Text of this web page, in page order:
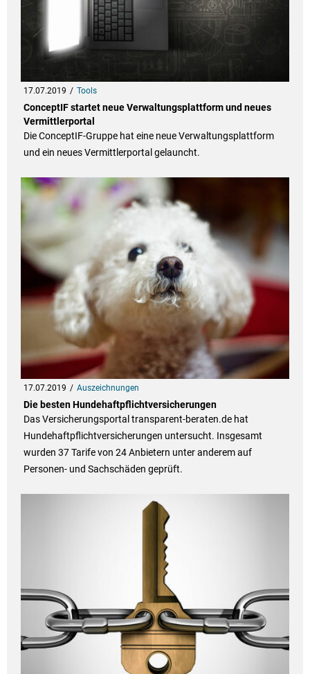
17.07.2019 Tools
ConceptIF startet neue Verwaltungsplattform und neues
Vermittlerportal
Die ConceptIF-Gruppe hat eine neue Verwaltungsplattform
und ein neues Vermittlerportal gelauncht.
17.07.2019 Auszeichnungen
Die besten Hundehaftpflichtversicherungen
Das Versicherungsportal transparent-beraten.de hat
Hundehaftpflichtversicherungen untersucht. Insgesamt
wurden 37 Tarife von 24 Anbietern unter anderem auf
Personen- und Sachschäden geprüft.